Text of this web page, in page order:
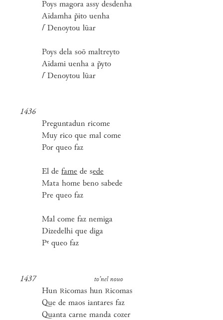
Poys magora assy desdenha
Aīdamha p̃ito uenha
⌈ Denoytou lūar
Poys dela soō maltreyto
Aīdami uenha a p̃yto
⌈ Denoytou lūar
1436
Preguntadun ricome
Muy rico que mal come
Por queo faz
El defame de sede
Mata home beno sabede
Pre queo faz
Mal come faz nemiga
Dizedelhi que diga
Pᵉ queo faz
1437 to’nel nouo
HunRicomas hunRicomas
Que de maos iantares faz
Quanta carne manda cozer